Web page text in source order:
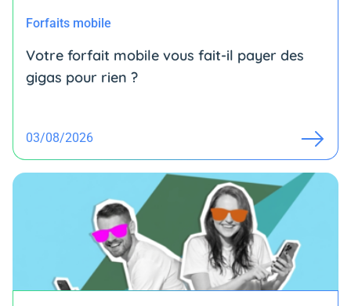
Forfaits mobile
Votre forfait mobile vous fait-il payer des
gigas pour rien ?
03/08/2026